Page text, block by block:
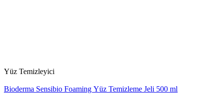
Yüz Temizleyici
Bioderma Sensibio Foaming Yüz Temizleme Jeli 500 ml